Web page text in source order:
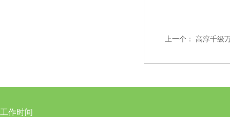
上一个： 高淳千级
工作时间